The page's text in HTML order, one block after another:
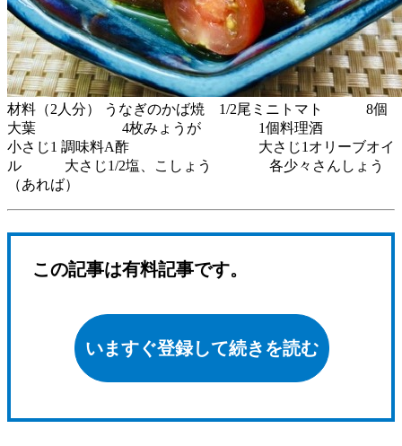
材料（2人分） うなぎのかば焼 1/2尾ミニトマト 8個
大葉 4枚みょうが 1個料理酒
小さじ1 調味料A酢 大さじ1オリーブオイ
ル 大さじ1/2塩、こしょう 各少々さんしょう
（あれば）
この記事は有料記事です。
いますぐ登録して続きを読む